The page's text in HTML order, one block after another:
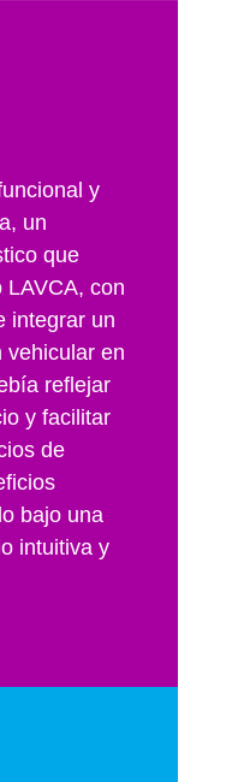
y
un
que
LAVCA, con
integrar un
vehicular en
reflejar
y facilitar
de
bajo una
intuitiva y